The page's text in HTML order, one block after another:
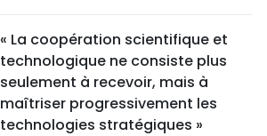
« La coopération scientifique et
technologique ne consiste plus
seulement à recevoir, mais à
maîtriser progressivement les
technologies stratégiques »